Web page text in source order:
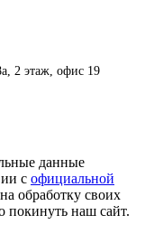
2 этаж, офис 19
данные
с официальной
обработку своих
покинуть наш сайт.